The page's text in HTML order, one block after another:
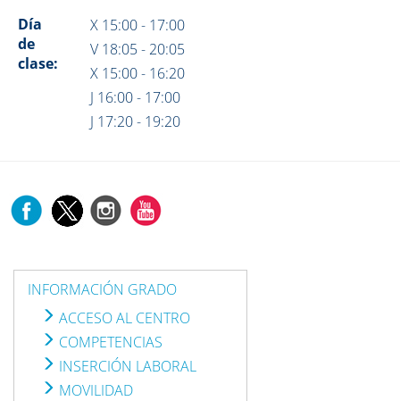
Día
de
clase:
X 15:00 - 17:00
V 18:05 - 20:05
X 15:00 - 16:20
J 16:00 - 17:00
J 17:20 - 19:20
INFORMACIÓN GRADO
ACCESO AL CENTRO
COMPETENCIAS
INSERCIÓN LABORAL
MOVILIDAD